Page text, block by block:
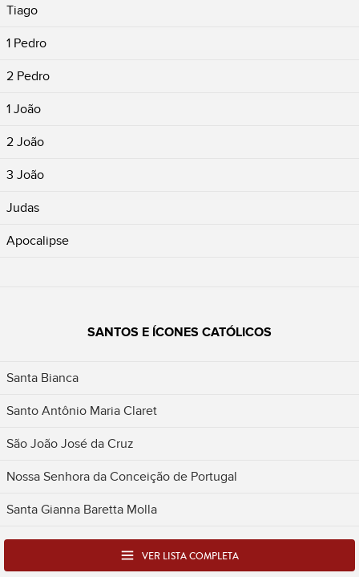
Tiago
1 Pedro
2 Pedro
1 João
2 João
3 João
Judas
Apocalipse
SANTOS E ÍCONES CATÓLICOS
Santa Bianca
Santo Antônio Maria Claret
São João José da Cruz
Nossa Senhora da Conceição de Portugal
Santa Gianna Baretta Molla
VER LISTA COMPLETA